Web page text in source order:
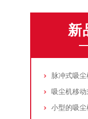
新
脉冲式吸尘
吸尘机移动
小型的吸尘